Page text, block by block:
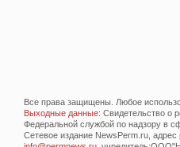
Все права защищены. Любое
Выходные данные: Свидетельство о
Федеральной службой по надзору в
Сетевое издание NewsPerm.ru,